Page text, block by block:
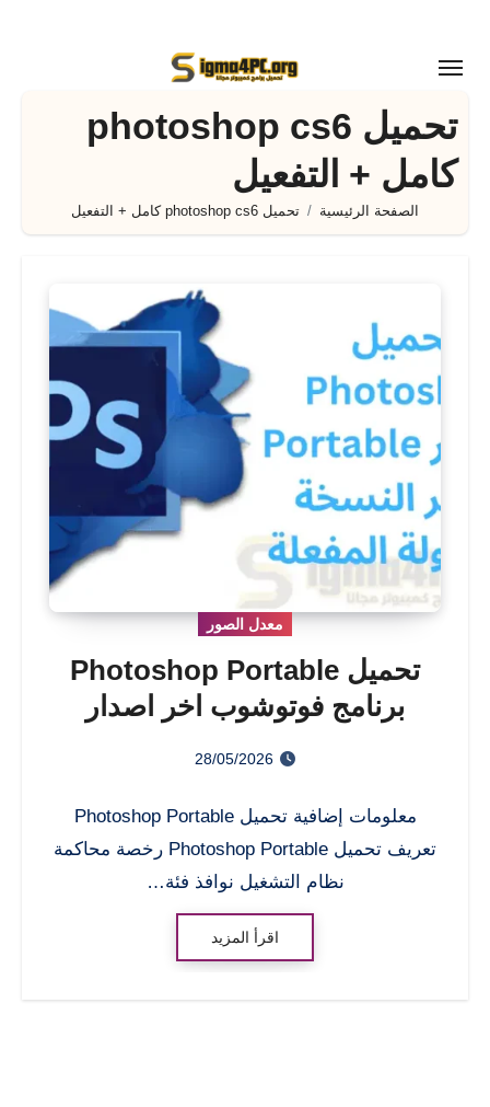
المحتوى
تحميل photoshop cs6
كامل + التفعيل
الصفحة الرئيسية تحميل photoshop cs6 كامل + التفعيل
معدل الصور
تحميل Photoshop Portable
برنامج فوتوشوب اخر اصدار
مفعلة مجانا 2026
28/05/2026
معلومات إضافية تحميل Photoshop Portable
تعريف تحميل Photoshop Portable رخصة محاكمة
نظام التشغيل نوافذ فئة…
اقرأ المزيد